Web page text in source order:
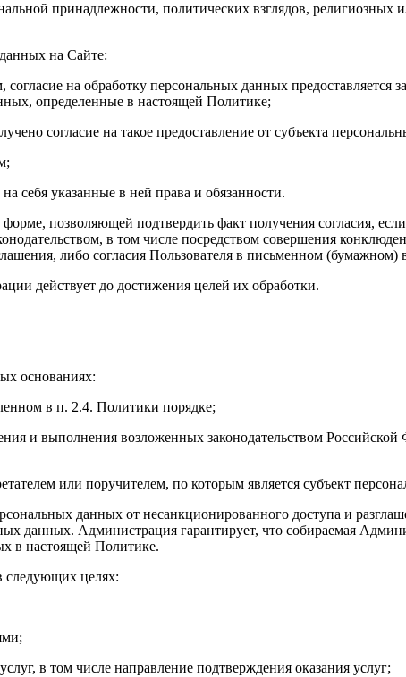
принадлежности, политических взглядов, религиозных
на Сайте:
на обработку персональных данных предоставляется
определенные в настоящей Политике;
согласие на такое предоставление от субъекта
себя указанные в ней права и обязанности.
позволяющей подтвердить факт получения согласия, если
в том числе посредством совершения
либо согласия Пользователя в письменном (бумажном)
действует до достижения целей их обработки.
основаниях:
в п. 2.4. Политики порядке;
и выполнения возложенных законодательством Российской
или поручителем, по которым является субъект
данных от несанкционированного доступа и
данных. Администрация гарантирует, что собираемая
в настоящей Политике.
целях:
в том числе направление подтверждения оказания услуг;